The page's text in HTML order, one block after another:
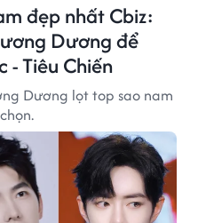
đẹp nhất Cbiz:
Dương để
- Tiêu Chiến
Dương lọt top sao nam